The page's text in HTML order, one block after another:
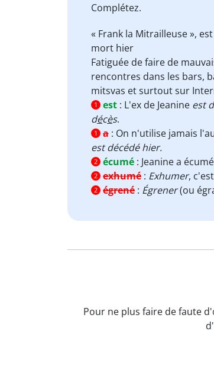
Complétez.
« Frank la Mitrailleuse », est
mort hier
Fatiguée de faire de
rencontres dans les bars,
mitsvas et surtout sur
1 est : L'ex de Jeanine est
décès.
1 a : On n'utilise jamais
est décédé hier.
2 écumé : Jeanine a
2 exhumé : Exhumer,
2 égrené : Égrener(ou
Pour ne plus faire de faute